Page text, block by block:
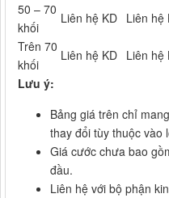
50 – 70
khối
Liên hệ KD Liên hệ
Trên 70
khối
Liên hệ KD Liên hệ
Lưu ý:
Bảng giá trên chỉ
thay đổi tùy thuộc vào
Giá cước chưa bao
đầu.
Liên hệ với bộ phận